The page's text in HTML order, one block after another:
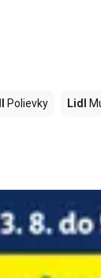
Polievky Lidl